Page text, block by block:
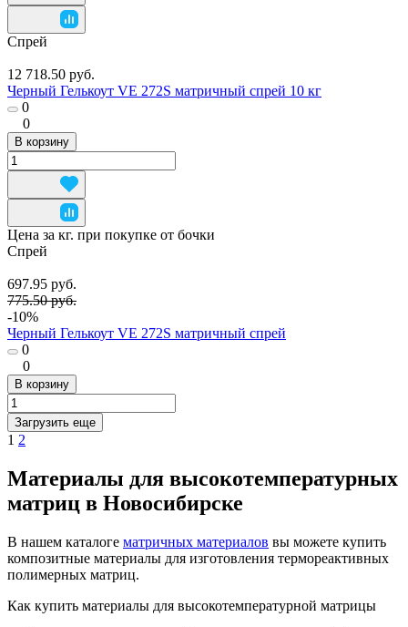
Спрей
12 718.50 руб.
Черный Гелькоут VE 272S матричный спрей 10 кг
0
0
В корзину
Цена за кг. при покупке от бочки
Спрей
697.95 руб.
775.50 руб.
-10%
Черный Гелькоут VE 272S матричный спрей
0
0
В корзину
Загрузить еще
1 2
Материалы для высокотемпературных
матриц в Новосибирске
В нашем каталоге матричных материалов вы можете купить
композитные материалы для изготовления термореактивных
полимерных матриц.
Как купить материалы для высокотемпературной матрицы